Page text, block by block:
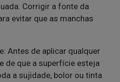
Corrigir a fonte da
evitar que as manchas
Antes de aplicar qualquer
de que a superfície esteja
a sujidade, bolor ou tinta